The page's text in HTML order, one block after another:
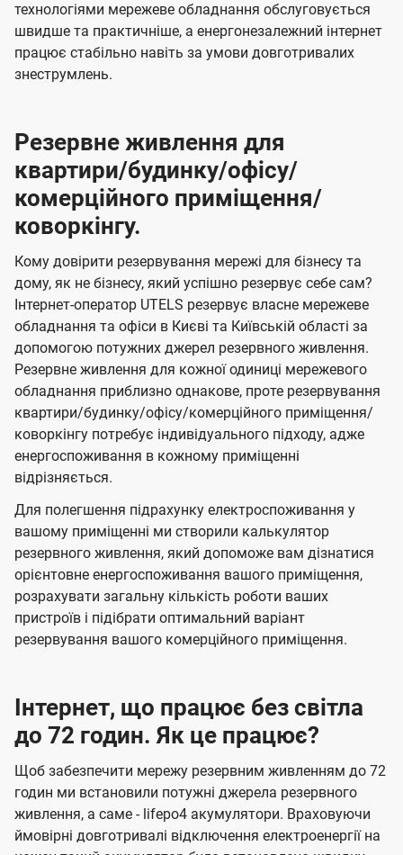
технологіями мережеве обладнання обслуговується
швидше та практичніше, а енергонезалежний інтернет
працює стабільно навіть за умови довготривалих
знеструмлень.
Резервне живлення для
квартири/будинку/офісу/
комерційного приміщення/
коворкінгу.
Кому довірити резервування мережі для бізнесу та
дому, як не бізнесу, який успішно резервує себе сам?
Інтернет-оператор UTELS резервує власне мережеве
обладнання та офіси в Києві та Київській області за
допомогою потужних джерел резервного живлення.
Резервне живлення для кожної одиниці мережевого
обладнання приблизно однакове, проте резервування
квартири/будинку/офісу/комерційного приміщення/
коворкінгу потребує індивідуального підходу, адже
енергоспоживання в кожному приміщенні
відрізняється.
Для полегшення підрахунку електроспоживання у
вашому приміщенні ми створили калькулятор
резервного живлення, який допоможе вам дізнатися
орієнтовне енергоспоживання вашого приміщення,
розрахувати загальну кількість роботи ваших
пристроїв і підібрати оптимальний варіант
резервування вашого комерційного приміщення.
Інтернет, що працює без світла
до 72 годин. Як це працює?
Щоб забезпечити мережу резервним живленням до 72
годин ми встановили потужні джерела резервного
живлення, а саме - lifepo4 акумулятори. Враховуючи
ймовірні довготривалі відключення електроенергії на